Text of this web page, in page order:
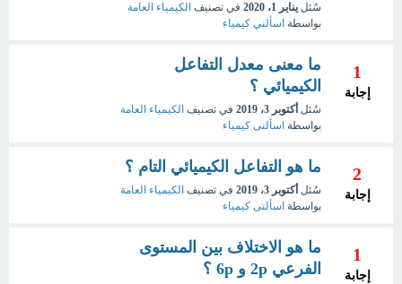
سُئل يناير 1، 2020 في تصنيف الكيمياء العامة
بواسطة اسألني كيمياء
1
إجابة
ما معنى معدل التفاعل
الكيميائي ؟
سُئل أكتوبر 3، 2019 في تصنيف الكيمياء العامة
بواسطة اسألنى كيمياء
2
إجابة
ما هو التفاعل الكيميائي التام ؟
سُئل أكتوبر 3، 2019 في تصنيف الكيمياء العامة
بواسطة اسألنى كيمياء
1
إجابة
ما هو الاختلاف بين المستوى
الفرعي 2p و 6p ؟